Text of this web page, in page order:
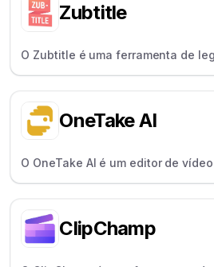
Zubtitle
O Zubtitle é uma ferramenta de
que ajuda os criadores a
OneTake AI
O OneTake AI é um editor de
tecnologia de IA para criadores
ClipChamp